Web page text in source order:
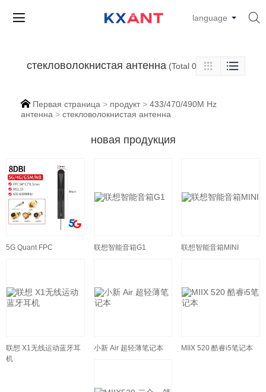
 
language
стекловолокнистая антенна (Total 0 Products)
 
 Первая страница > продукт> 433/470/490M Hz
антенна > стекловолокнистая антенна
новая продукция
5G Quant FPC 联想智能音箱G1 联想智能音箱MINI
联想 X1无线运动蓝牙耳
机
小新 Air 超轻薄笔记本 MIIX 520 酷睿i5笔记本